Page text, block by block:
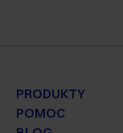
PRODUKTY
POMOC